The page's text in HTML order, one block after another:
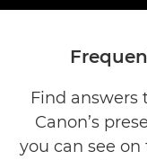
Find
Canon’s
you can see